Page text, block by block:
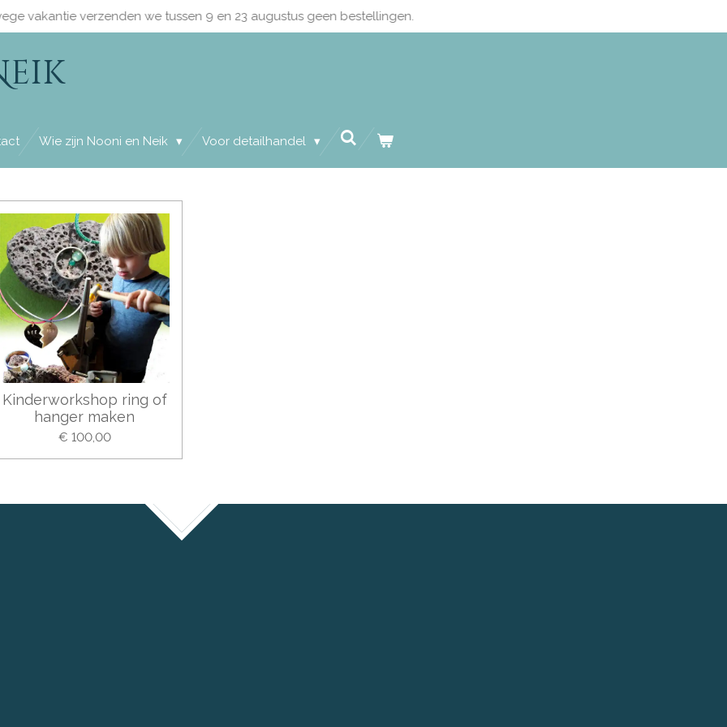
vakantie verzenden we tussen 9 en 23 augustus geen bestellingen.
Wie zijn Nooni en Neik Voor detailhandel
Kinderworkshop ring of
hanger maken
€ 100,00